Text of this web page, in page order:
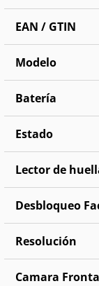
EAN / GTIN
Modelo
Batería
Estado
Lector de
Desbloqueo
Resolución
Camara